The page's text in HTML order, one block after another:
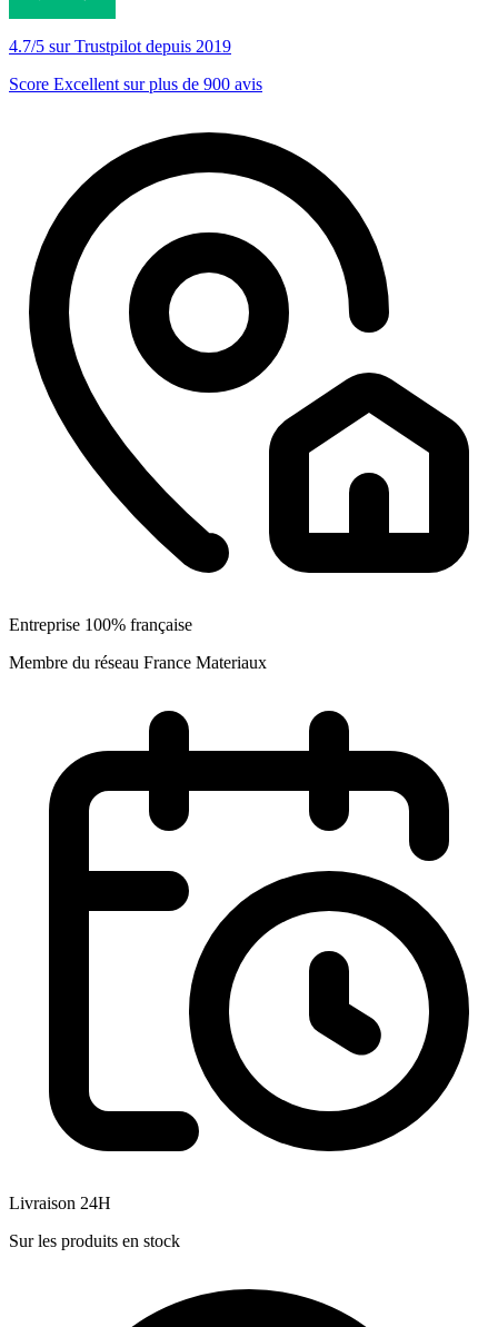
4.7/5 sur Trustpilot depuis 2019
Score Excellent sur plus de 900 avis
Entreprise 100% française
Membre du réseau France Materiaux
Livraison 24H
Sur les produits en stock